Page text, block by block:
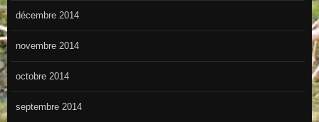
décembre 2014
novembre 2014
octobre 2014
septembre 2014